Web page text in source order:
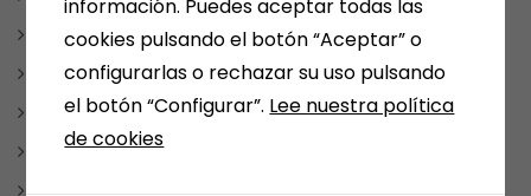
LITERATURA FANTÁSTICA
LITERATURA ROMÁNTICA
MANGA Y COMIC
TAUROMAQUIA
MEDINA DEL CAMPO
información. Puedes aceptar todas las
cookies pulsando el botón “Aceptar” o
configurarlas o rechazar su uso pulsando
el botón “Configurar”. Lee nuestra política
de cookies